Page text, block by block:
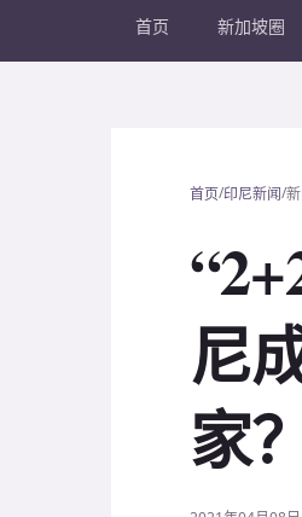
首页 新加坡圈
首页/印尼新闻/
尼
家？